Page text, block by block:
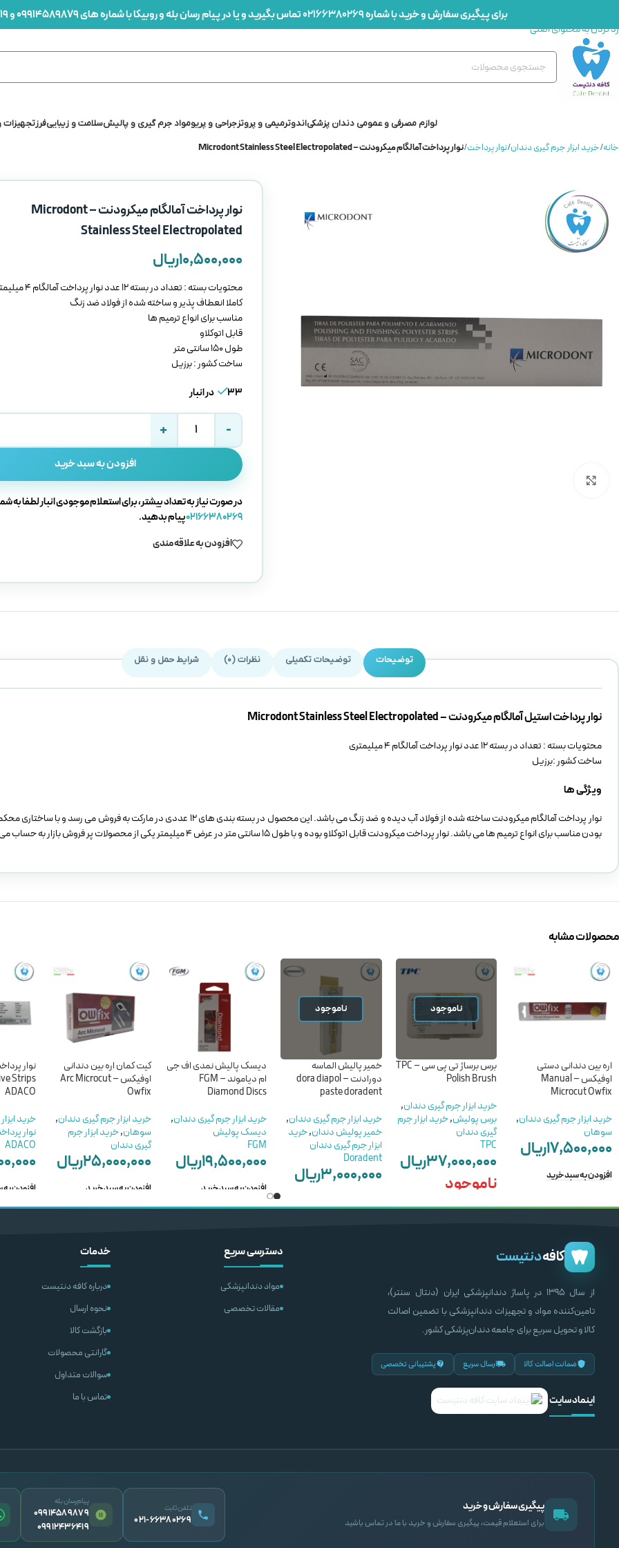
رد کردن به محتوای اصلی
برای پیگیری سفارش و خرید با شماره02166380269تماس بگیرید و یا در پیام رسان بله و روبیکا با شماره های 09914589879 و 09912436419 در ارتباط باشید
لوازم مصرفی و عمومی دندان پزشکیاندوترمیمی و پروتزجراحی و پریومواد جرم گیری و پالیشسلامت و زیباییفرزتجهیزات
خانه/خرید ابزار جرم گیری دندان/نوار پرداخت/نوار پرداخت آمالگام میکرودنت – Microdont Stainless Steel Electropolated
نوار پرداخت آمالگام میکرودنت – Microdont
Stainless Steel Electropolated
۱۰,۵۰۰,۰۰۰ریال
محتویات بسته : تعداد در بسته 12 عدد نوار پرداخت آمالگام 4 میلیمتری
کاملا انعطاف پذیر و ساخته شده از فولاد ضد زنگ
مناسب برای انواع ترمیم ها
قابل اتوکلاو
طول 150 سانتی متر
ساخت کشور : برزیل
33 در انبار
افزودن به سبد خرید
در صورت نیاز به تعداد بیشتر، برای استعلام موجودی انبار لطفا به
02166380269پیام بدهید.
افزودن به علاقه مندی
توضیحات توضیحات تکمیلی نظرات (0) شرایط حمل و نقل
نوار پرداخت استیل آمالگام میکرودنت – Microdont Stainless Steel Electropolated
محتویات بسته : تعداد در بسته 12 عدد نوار پرداخت آمالگام 4 میلیمتری
ساخت کشور :برزیل
ویژگی ها
نوار پرداخت آمالگام میکرودنت ساخته شده از فولاد آب دیده و ضد زنگ می باشد. این محصول در بسته بندی های 12 عددی در مارکت به فروش
بودن مناسب برای انواع ترمیم ها می باشد. نوار پرداخت میکرودنت قابل اتوکلاو بوده و با طول 15 سانتی متر در عرض 4 میلیمتر یکی از محصولات پر فروش بازار به حساب می آید.
محصولات مشابه
اره بین دندانی دستی
اوفیکس – Manual
Microcut Owfix
خرید ابزار جرم گیری دندان,
سوهان
۱۷,۵۰۰,۰۰۰ریال
افزودن به سبد خرید
ناموجود
برس برساژ تی پی سی – TPC
Polish Brush
خرید ابزار جرم گیری دندان,
برس پولیش,خرید ابزار جرم
گیری دندان
TPC
۳۷,۰۰۰,۰۰۰ریال
ناموجود
ناموجود
خمیر پالیش الماسه
دورادنت – dora diapol
paste doradent
خرید ابزار جرم گیری دندان,
خمیر پولیش دندان,خرید
ابزار جرم گیری دندان
Doradent
۳,۰۰۰,۰۰۰ریال
دیسک پالیش نمدی اف جی
ام دیاموند – FGM
Diamond Discs
خرید ابزار جرم گیری دندان,
دیسک پولیش
FGM
۱۹,۵۰۰,۰۰۰ریال
افزودن به سبد خرید
کیت کمان اره بین دندانی
اوفیکس – Arc Microcut
Owfix
خرید ابزار جرم گیری دندان,
سوهان,خرید ابزار جرم
گیری دندان
۲۵,۰۰۰,۰۰۰ریال
افزودن به سبد خرید
نوار
Strips
ADACO
خرید
نوار
ADACO
افزودن
کافهدنتیست
از سال ۱۳۹۵ در پاساژ دندانپزشکی ایران (دنتال سنتر)،
تامین‌کننده مواد و تجهیزات دندانپزشکی با تضمین اصالت
کالا و تحویل سریع برای جامعه دندان‌پزشکی کشور.
ضمانت اصالت کالا ارسال سریع پشتیبانی تخصصی
اینماد سایت
دسترسی سریع
مواد دندانپزشکی
مقالات تخصصی
خدمات
درباره کافه دنتیست
نحوه ارسال
بازگشت کالا
گارانتی محصولات
سوالات متداول
تماس با ما
پیگیری سفارش و خرید
برای استعلام قیمت، پیگیری سفارش و خرید با ما در تماس باشید
تلفن ثابت
۰۲۱-۶۶۳۸۰۲۶۹
پیام‌رسان بله
09914589879
09912436419